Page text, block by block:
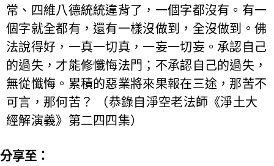
常、四維八德統統違背了，一個字都沒有。有一
個字就全都有，還有一樣沒做到，全沒做到。佛
法說得好，一真一切真，一妄一切妄。承認自己
的過失，才能修懺悔法門；不承認自己的過失，
無從懺悔。累積的惡業將來果報在三途，那苦不
可言，那何苦？ （恭錄自淨空老法師《淨土大
經解演義》第二四四集）
分享至：